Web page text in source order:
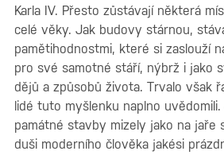
Karla IV. Přesto zůstávají některá
celé věky. Jak budovy stárnou,
pamětihodnostmi, které si zaslouží
pro své samotné stáří, nýbrž i jako
dějů a způsobů života. Trvalo však
lidé tuto myšlenku naplno
památné stavby mizely jako na jaře
duši moderního člověka jakési